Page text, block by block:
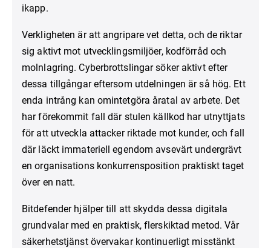
ikapp.
Verkligheten är att angripare vet detta, och de riktar
sig aktivt mot utvecklingsmiljöer, kodförråd och
molnlagring. Cyberbrottslingar söker aktivt efter
dessa tillgångar eftersom utdelningen är så hög. Ett
enda intrång kan omintetgöra åratal av arbete. Det
har förekommit fall där stulen källkod har utnyttjats
för att utveckla attacker riktade mot kunder, och fall
där läckt immateriell egendom avsevärt undergrävt
en organisations konkurrensposition praktiskt taget
över en natt.
Bitdefender hjälper till att skydda dessa digitala
grundvalar med en praktisk, flerskiktad metod. Vår
säkerhetstjänst övervakar kontinuerligt misstänkt